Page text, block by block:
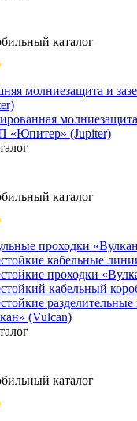
каталог
молниезащита и
«Юпитер» (Jupiter)
каталог
проходки
кабельные
проходки
кабельный
разделительные
(Vulcan)
каталог